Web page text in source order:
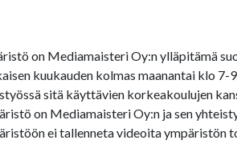
on Mediamaisteri Oy:n ylläpitämä
kuukauden kolmas maanantai klo
sitä käyttävien korkeakoulujen
on Mediamaisteri Oy:n ja sen
ei tallenneta videoita ympäristön